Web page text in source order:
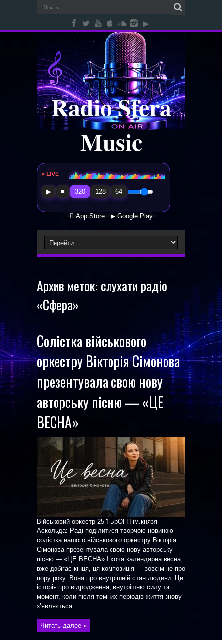
Radio Sfera
Music
● LIVE Radio Sfera Music
▶ ■ 320 128 64
 App Store ▶ Google Play
Архив меток: слухати радіо
«Сфера»
Солістка військового
оркестру Вікторія Сімонова
презентувала свою нову
авторську пісню — «ЦЕ
ВЕСНА»
Військовий оркестр 25-ї БрОГП ім.князя
Аскольда: Раді поділитися творчою новиною —
солістка нашого військового оркестру Вікторія
Сімонова презентувала свою нову авторську
пісню — «ЦЕ ВЕСНА» І хоча календарна весна
вже добігає кінця, ця композиція — зовсім не про
пору року. Вона про внутрішній стан людини. Це
історія про відродження, внутрішню силу та
момент, коли після темних періодів життя знову
з’являється ...
Читать далее »